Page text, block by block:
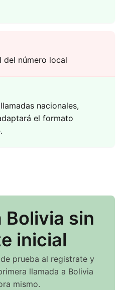
del número local
nacionales,
el formato
Bolivia sin
inicial
prueba al registrate y
llamada a Bolivia
mismo.